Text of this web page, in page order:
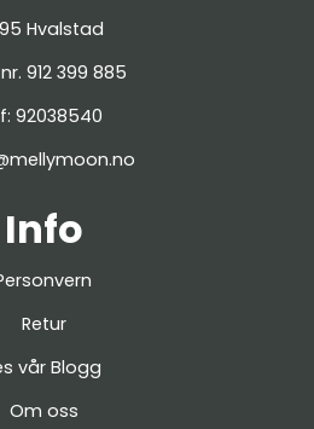
Hvalstad
912 399 885
92038540
Info
Retur
vår Blogg
Om oss